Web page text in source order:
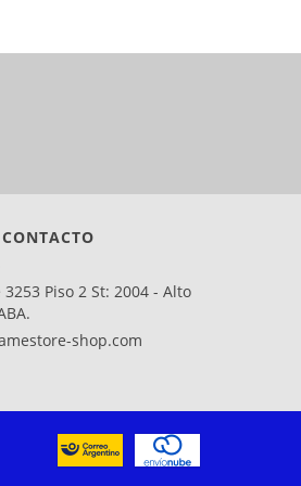
3253 Piso 2 St: 2004 - Alto
shop.com